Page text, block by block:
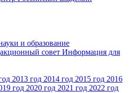
и образование
совет Информация для
2013 год 2014 год 2015 год 2016
год 2020 год 2021 год 2022 год